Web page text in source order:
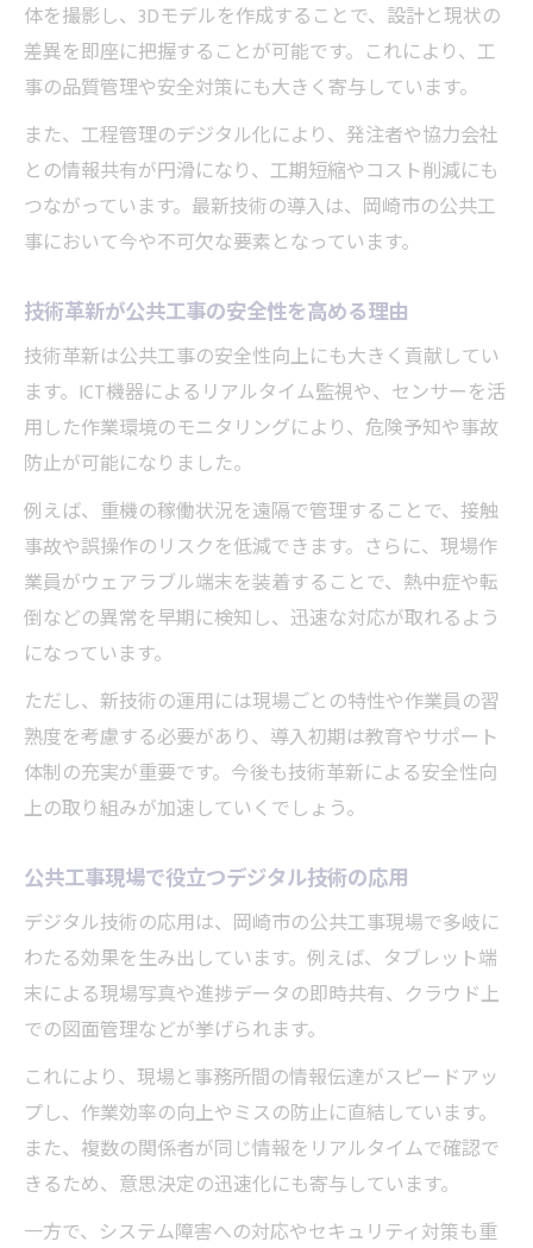
公共工事技術革新がもたらす暮らしの変化
まちづくり支援に貢献する公共工事の役割
公共工事で進む環境配慮型まちづくりの実
践
岡崎市現場が語る新たな技術革新の波
現場目線で見る公共工事技術革新の成果
最新技術導入で変わる岡崎市公共工事の現
状
公共工事における課題と技術革新での解決
策
現場発信の公共工事技術トレンドに注目
体を撮影し、3Dモデルを作成することで、設計と現状の
差異を即座に把握することが可能です。これにより、工
事の品質管理や安全対策にも大きく寄与しています。
また、工程管理のデジタル化により、発注者や協力会社
との情報共有が円滑になり、工期短縮やコスト削減にも
つながっています。最新技術の導入は、岡崎市の公共工
事において今や不可欠な要素となっています。
技術革新が公共工事の安全性を高める理由
技術革新は公共工事の安全性向上にも大きく貢献してい
ます。ICT機器によるリアルタイム監視や、センサーを活
用した作業環境のモニタリングにより、危険予知や事故
防止が可能になりました。
例えば、重機の稼働状況を遠隔で管理することで、接触
事故や誤操作のリスクを低減できます。さらに、現場作
業員がウェアラブル端末を装着することで、熱中症や転
倒などの異常を早期に検知し、迅速な対応が取れるよう
になっています。
ただし、新技術の運用には現場ごとの特性や作業員の習
熟度を考慮する必要があり、導入初期は教育やサポート
体制の充実が重要です。今後も技術革新による安全性向
上の取り組みが加速していくでしょう。
公共工事現場で役立つデジタル技術の応用
デジタル技術の応用は、岡崎市の公共工事現場で多岐に
わたる効果を生み出しています。例えば、タブレット端
末による現場写真や進捗データの即時共有、クラウド上
での図面管理などが挙げられます。
これにより、現場と事務所間の情報伝達がスピードアッ
プし、作業効率の向上やミスの防止に直結しています。
また、複数の関係者が同じ情報をリアルタイムで確認で
きるため、意思決定の迅速化にも寄与しています。
一方で、システム障害への対応やセキュリティ対策も重